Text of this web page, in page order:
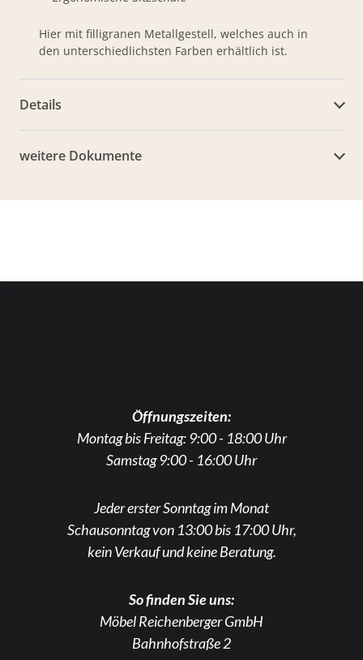
Hier mit filligranen Metallgestell, welches auch in
den unterschiedlichsten Farben erhältlich ist.
Details
weitere Dokumente
Öffnungszeiten:
Montag bis Freitag: 9:00 - 18:00 Uhr
Samstag 9:00 - 16:00 Uhr
Jeder erster Sonntag im Monat
Schausonntag von 13:00 bis 17:00 Uhr,
kein Verkauf und keine Beratung.
So finden Sie uns:
Möbel Reichenberger GmbH
Bahnhofstraße 2